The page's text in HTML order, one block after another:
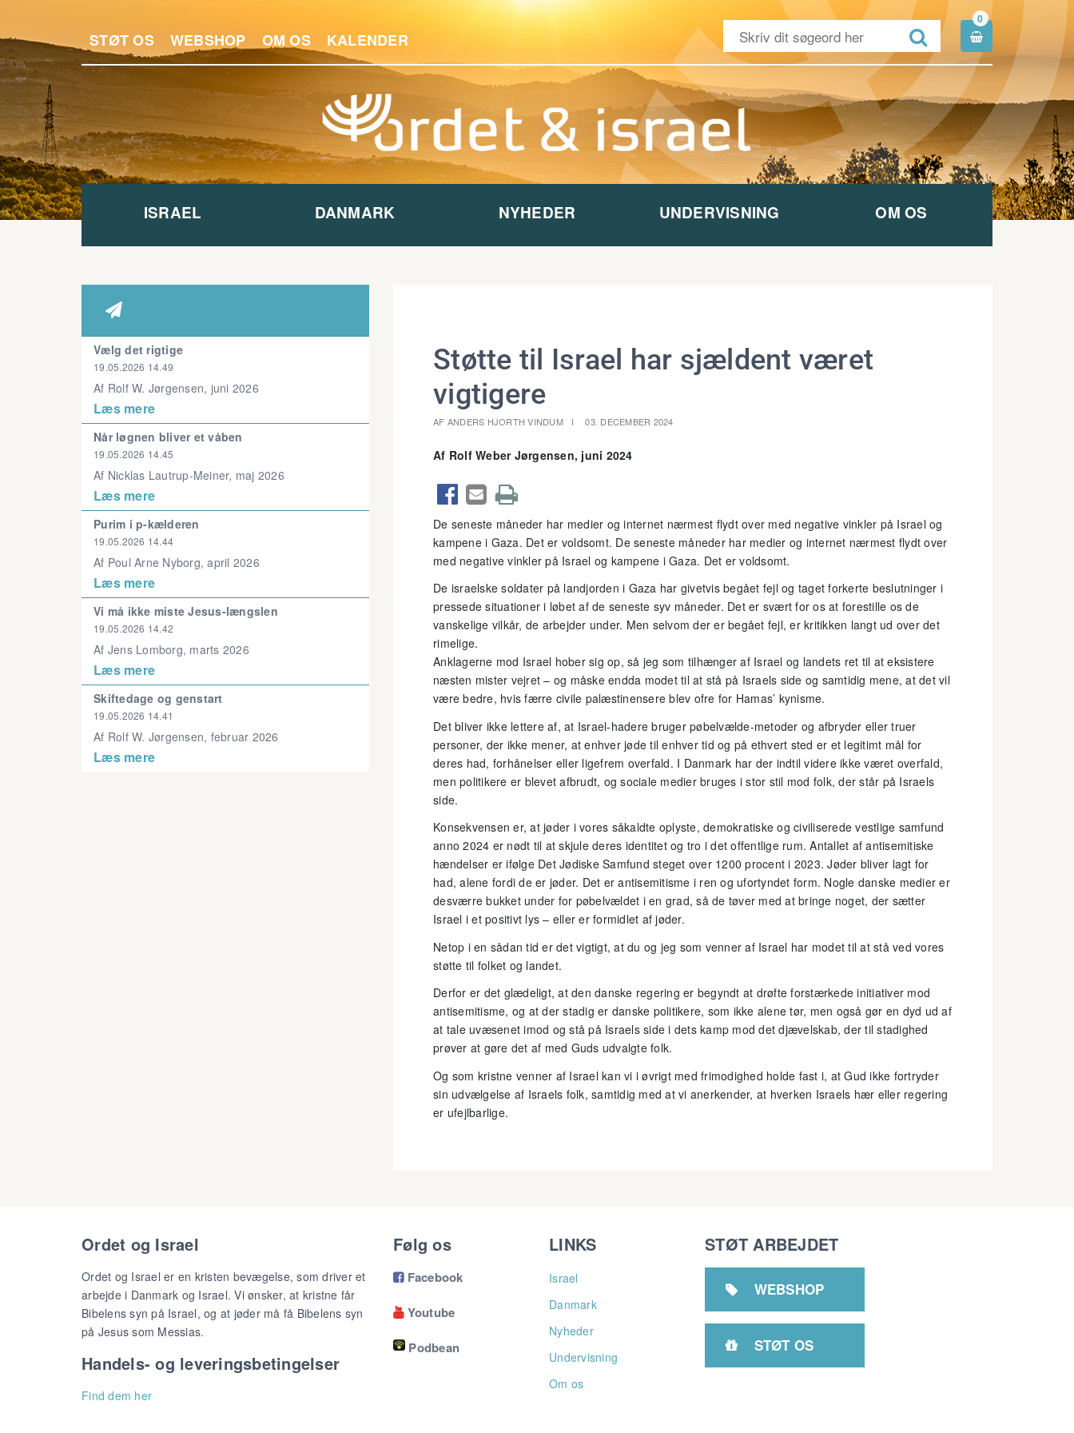
STØT OS WEBSHOP OM OS KALENDER 
0

ISRAEL DANMARK NYHEDER UNDERVISNING OM OS

Vælg det rigtige
19.05.2026 14.49
Af Rolf W. Jørgensen, juni 2026
Læs mere
Når løgnen bliver et våben
19.05.2026 14.45
Af Nicklas Lautrup-Meiner, maj 2026
Læs mere
Purim i p-kælderen
19.05.2026 14.44
Af Poul Arne Nyborg, april 2026
Læs mere
Vi må ikke miste Jesus-længslen
19.05.2026 14.42
Af Jens Lomborg, marts 2026
Læs mere
Skiftedage og genstart
19.05.2026 14.41
Af Rolf W. Jørgensen, februar 2026
Læs mere
Støtte til Israel har sjældent været
vigtigere
AF ANDERS HJORTH VINDUM 03. DECEMBER 2024
Af Rolf Weber Jørgensen, juni 2024
  
De seneste måneder har medier og internet nærmest flydt over med negative vinkler på Israel og
kampene i Gaza. Det er voldsomt. De seneste måneder har medier og internet nærmest flydt over
med negative vinkler på Israel og kampene i Gaza. Det er voldsomt.
De israelske soldater på landjorden i Gaza har givetvis begået fejl og taget forkerte beslutninger i
pressede situationer i løbet af de seneste syv måneder. Det er svært for os at forestille os de
vanskelige vilkår, de arbejder under. Men selvom der er begået fejl, er kritikken langt ud over det
rimelige.
Anklagerne mod Israel hober sig op, så jeg som tilhænger af Israel og landets ret til at eksistere
næsten mister vejret – og måske endda modet til at stå på Israels side og samtidig mene, at det vil
være bedre, hvis færre civile palæstinensere blev ofre for Hamas’ kynisme.
Det bliver ikke lettere af, at Israel-hadere bruger pøbelvælde-metoder og afbryder eller truer
personer, der ikke mener, at enhver jøde til enhver tid og på ethvert sted er et legitimt mål for
deres had, forhånelser eller ligefrem overfald. I Danmark har der indtil videre ikke været overfald,
men politikere er blevet afbrudt, og sociale medier bruges i stor stil mod folk, der står på Israels
side.
Konsekvensen er, at jøder i vores såkaldte oplyste, demokratiske og civiliserede vestlige samfund
anno 2024 er nødt til at skjule deres identitet og tro i det offentlige rum. Antallet af antisemitiske
hændelser er ifølge Det Jødiske Samfund steget over 1200 procent i 2023. Jøder bliver lagt for
had, alene fordi de er jøder. Det er antisemitisme i ren og ufortyndet form. Nogle danske medier er
desværre bukket under for pøbelvældet i en grad, så de tøver med at bringe noget, der sætter
Israel i et positivt lys – eller er formidlet af jøder.
Netop i en sådan tid er det vigtigt, at du og jeg som venner af Israel har modet til at stå ved vores
støtte til folket og landet.
Derfor er det glædeligt, at den danske regering er begyndt at drøfte forstærkede initiativer mod
antisemitisme, og at der stadig er danske politikere, som ikke alene tør, men også gør en dyd ud af
at tale uvæsenet imod og stå på Israels side i dets kamp mod det djævelskab, der til stadighed
prøver at gøre det af med Guds udvalgte folk.
Og som kristne venner af Israel kan vi i øvrigt med frimodighed holde fast i, at Gud ikke fortryder
sin udvælgelse af Israels folk, samtidig med at vi anerkender, at hverken Israels hær eller regering
er ufejlbarlige.
Ordet og Israel
Ordet og Israel er en kristen bevægelse, som driver et
arbejde i Danmark og Israel. Vi ønsker, at kristne får
Bibelens syn på Israel, og at jøder må få Bibelens syn
på Jesus som Messias.
Handels- og leveringsbetingelser
Find dem her
Følg os
Facebook
Youtube
Podbean
LINKS
Israel
Danmark
Nyheder
Undervisning
Om os
STØT ARBEJDET
 WEBSHOP
 STØT OS